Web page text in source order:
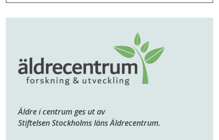
Äldre i centrum ges ut av
Stiftelsen Stockholms läns Äldrecentrum.